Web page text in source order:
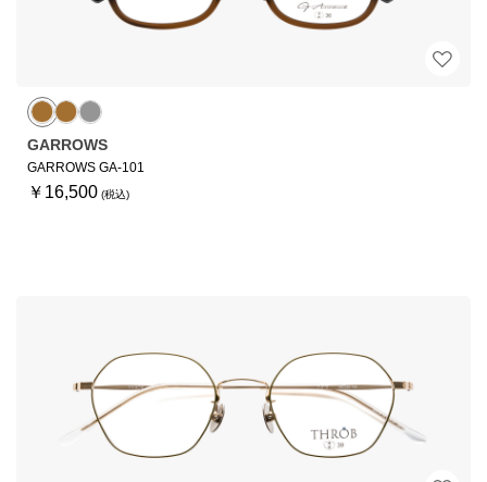
GARROWS
GARROWS GA-101
￥16,500